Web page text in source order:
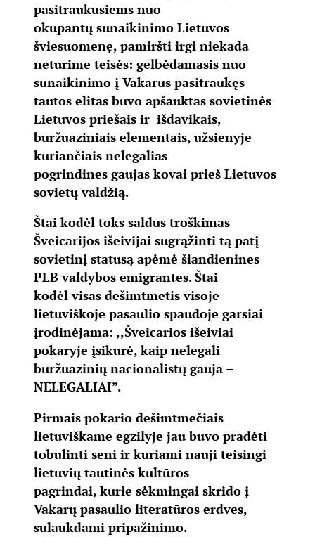
pasitraukusiems nuo
okupantų sunaikinimo Lietuvos
šviesuomenę, pamiršti irgi niekada
neturime teisės: gelbėdamasis nuo
sunaikinimo į Vakarus pasitraukęs
tautos elitas buvo apšauktas sovietinės
Lietuvos priešais ir išdavikais,
buržuaziniais elementais, užsienyje
kuriančiais nelegalias
pogrindines gaujas kovai prieš Lietuvos
sovietų valdžią.
Štai kodėl toks saldus troškimas
Šveicarijos išeivijai sugrąžinti tą patį
sovietinį statusą apėmė šiandienines
PLB valdybos emigrantes. Štai
kodėl visas dešimtmetis visoje
lietuviškoje pasaulio spaudoje garsiai
įrodinėjama: ,,Šveicarios išeiviai
pokaryje įsikūrė, kaip nelegali
buržuazinių nacionalistų gauja –
NELEGALIAI”.
Pirmais pokario dešimtmečiais
lietuviškame egzilyje jau buvo pradėti
tobulinti seni ir kuriami nauji teisingi
lietuvių tautinės kultūros
pagrindai, kurie sėkmingai skrido į
Vakarų pasaulio literatūros erdves,
sulaukdami pripažinimo.